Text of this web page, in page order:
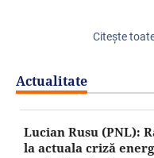
Citeşte
Actualitate
Lucian Rusu (PNL):
la actuala criză